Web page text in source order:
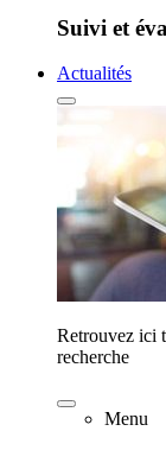
Suivi et
Actualités
Retrouvez ici
recherche
Menu